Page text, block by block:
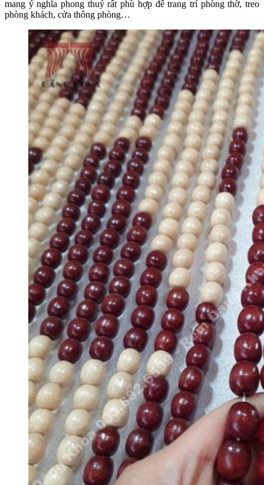
mang ý nghĩa phong thuỷ rất phù hợp để trang trí phòng thờ, treo
phòng khách, cửa thông phòng…